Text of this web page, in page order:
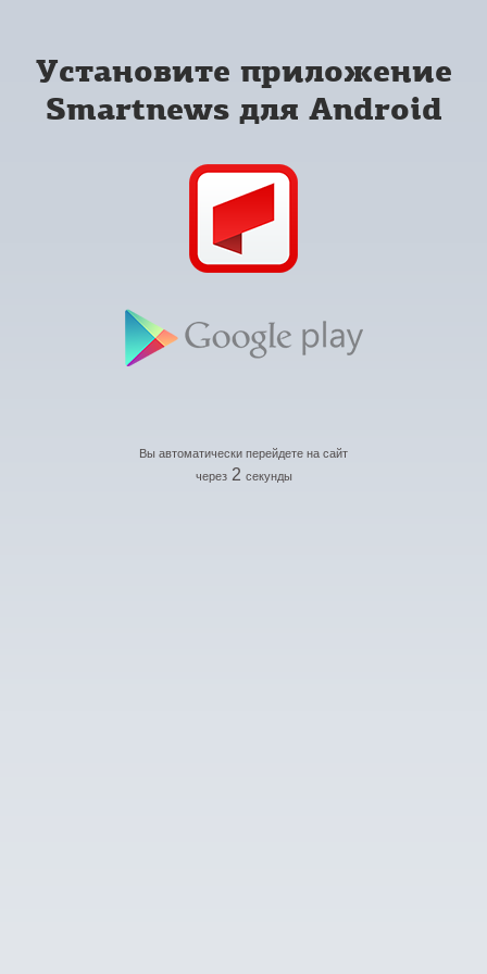
Установите приложение
Smartnews для Android
Вы автоматически перейдете на сайт
через 2 секунды